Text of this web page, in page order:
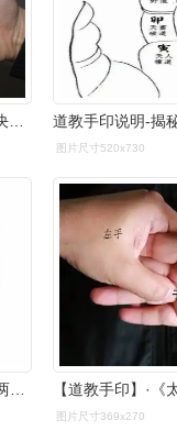
道家子午诀道教秘传jingzuo掐决盘坐方法
图片尺寸520x730
左,右两手的拇指分别搭在左右两手的"子","午"部位,故而为"子午诀"
图片尺寸369x270